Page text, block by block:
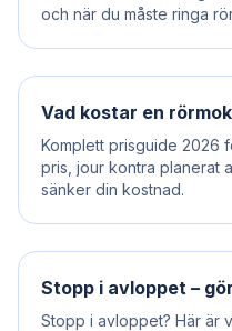
och när du måste ringa
Vad kostar en
Komplett prisguide 2026
pris, jour kontra planerat
sänker din kostnad.
Stopp i avloppet –
Stopp i avloppet? Här är